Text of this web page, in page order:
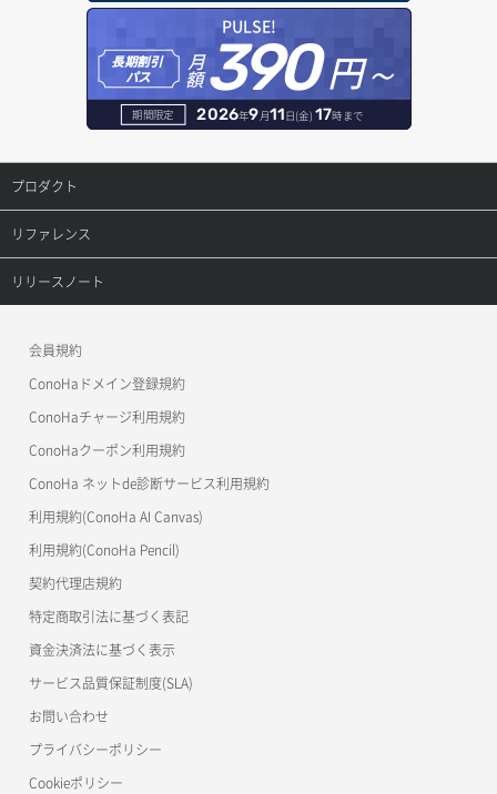
オブジェクト一覧取得
オブジェクト削除
オブジェクト削除予約
オブジェクト複製
オブジェクト詳細取得
コンテナ一覧取得
コンテナ作成
コンテナ削除
ラージオブジェクトアップロード(DLO)
一時的Web公開
レコード一覧取得
レコード作成
レコード更新
レコード詳細取得
PULSE!
長期割引
パス
月
額390円～
期間限定 2026年9月11日(金) 17時まで
プロダクト
プロダクトトップ
ConoHa VPS(Ver.3.0)
ConoHa for GAME
リファレンス
リファレンストップ
OpenStack CLI
Terraform
s3cmd
公開API(ConoHa VPS Ver.2.0)
リリースノート
会員規約
ConoHaドメイン登録規約
ConoHaチャージ利用規約
ConoHaクーポン利用規約
ConoHa ネットde診断サービス利用規約
利用規約(ConoHa AI Canvas)
利用規約(ConoHa Pencil)
契約代理店規約
特定商取引法に基づく表記
資金決済法に基づく表示
サービス品質保証制度(SLA)
お問い合わせ
プライバシーポリシー
Cookieポリシー